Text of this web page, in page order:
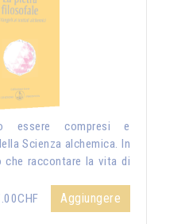
essere compresi e
Scienza alchemica. In
che raccontare la vita di
Aggiungere